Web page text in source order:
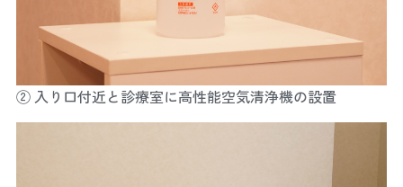
② 入り口付近と診療室に高性能空気清浄機の設置